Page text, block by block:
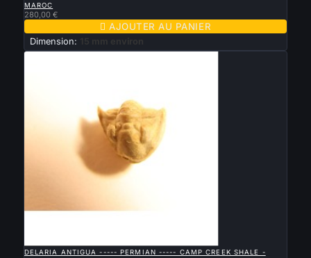
MAROC
280,00 €
 AJOUTER AU PANIER
Dimension: 15 mm environ
DELARIA ANTIGUA ----- PERMIAN ----- CAMP CREEK SHALE -